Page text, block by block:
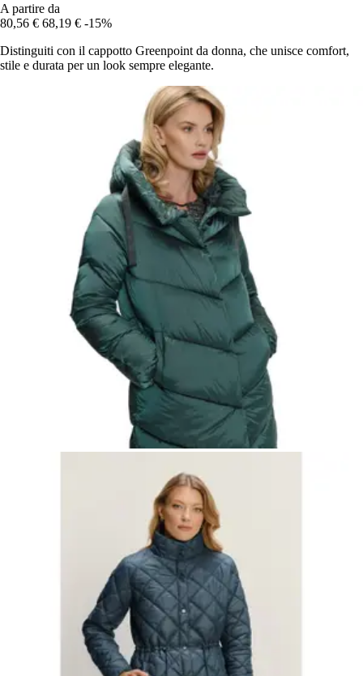
A partire da
80,56 € 68,19 € -15%
Distinguiti con il cappotto Greenpoint da donna, che unisce comfort,
stile e durata per un look sempre elegante.